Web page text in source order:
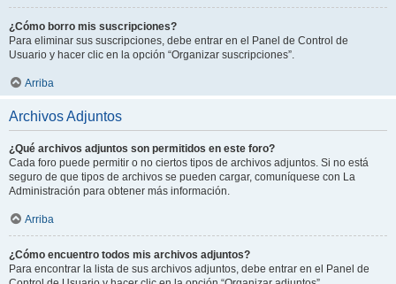
¿Cómo borro mis suscripciones?
Para eliminar sus suscripciones, debe entrar en el Panel de Control de
Usuario y hacer clic en la opción “Organizar suscripciones”.
Arriba
Archivos Adjuntos
¿Qué archivos adjuntos son permitidos en este foro?
Cada foro puede permitir o no ciertos tipos de archivos adjuntos. Si no está
seguro de que tipos de archivos se pueden cargar, comuníquese con La
Administración para obtener más información.
Arriba
¿Cómo encuentro todos mis archivos adjuntos?
Para encontrar la lista de sus archivos adjuntos, debe entrar en el Panel de